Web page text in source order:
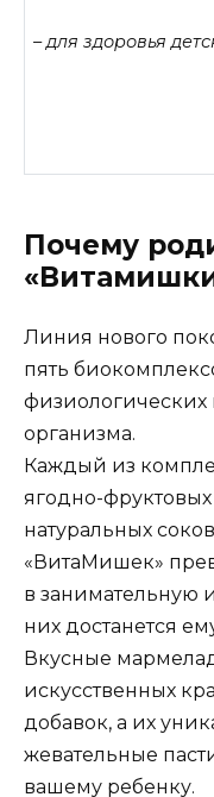
– для здоровья
Почему
Линия нового
пять
физиологических
организма.
Каждый из
ягодно-фруктовых
натуральных
«ВитаМишек»
в занимательную
них достанется
Вкусные
искусственных
добавок, а их
жевательные
вашему ребенку.